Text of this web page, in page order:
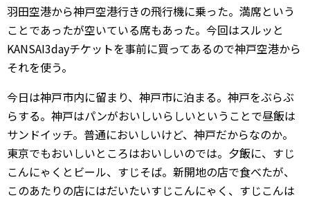
羽田空港から神戸空港行きの飛行機に乗った。満席という
ことであったが空いている席もあった。今回はスルッと
KANSAI3dayチケットを事前に買ってあるので神戸空港から
それを使う。
今日は神戸市内に留まり、神戸市に泊まる。神戸をぶらぶ
らする。神戸はパンがおいしいらしいということで昼飯は
サンドイッチ。普通においしいけど、神戸だからなのか。
東京でもおいしいところはおいしいのでは。夕飯に、すじ
こんにゃくとビール、すじそば。新開地の店で食べたが、
このあたりの店にはだいたいすじこんにゃく、すじこんは